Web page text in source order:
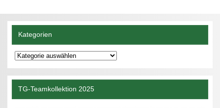
Kategorien
Kategorien
TG-Teamkollektion 2025